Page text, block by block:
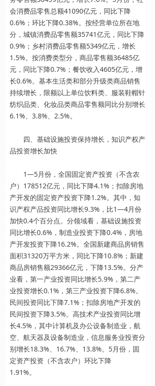
会消费品零售总额41090亿元，同比下降
0.6%；环比下降0.38%。按经营单位所在地
分，城镇消费品零售额35741亿元，同比下降
0.9%；乡村消费品零售额5349亿元，增长
1.5%。按消费类型分，商品零售额36485亿
元，同比下降0.7%；餐饮收入4605亿元，增
长0.6%。基本生活类和部分升级类商品销售
持续增长，限额以上单位饮料类、服装鞋帽针
纺织品类、化妆品类商品零售额同比分别增长
6.1%、3.8%、2.5%。
四、基础设施投资保持增长，知识产权产
品投资增长加快
1—5月份，全国固定资产投资（不含农
户）178512亿元，同比下降4.1%；扣除房地
产开发的固定资产投资下降1.2%。其中，知
识产权产品投资同比增长9.3%，比1—4月份
加快0.4个百分点。分领域看，基础设施投资
同比增长0.6%，制造业投资下降0.4%，房地
产开发投资下降16.2%。全国新建商品房销售
面积31320万平方米，同比下降10.8%；新建
商品房销售额29366亿元，下降13.5%。分产
业看，第一产业投资同比增长5.9%，第二产
业投资增长0.1%，第三产业投资下降6.8%。
民间投资同比下降7.1%；扣除房地产开发的
民间投资下降3.5%。高技术产业投资同比增
长4.5%，其中计算机及办公设备制造业，航
空、航天器及设备制造业，信息服务业投资分
别增长18.3%、16.7%、13.8%。5月份，固
定资产投资（不含农户）环比下降
1.91%。